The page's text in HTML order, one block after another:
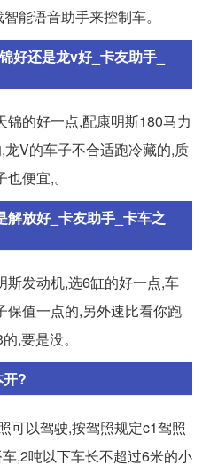
能语音助手来控制车。
好还是龙v好_卡友助手_
的好一点,配康明斯180马力
V的车子不合适跑冷藏的,质
便宜,。
解放好_卡友助手_卡车之
斯发动机,选6缸的好一点,车
保值一点的,另外速比看你跑
,要是没。
?
可以驾驶,按驾照规定c1驾照
,2吨以下车长不超过6米的小